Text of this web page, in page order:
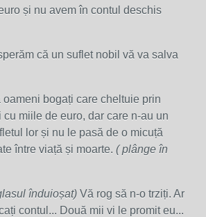
și nu avem în contul deschis
că un suflet nobil vă va salva
oameni bogați care cheltuie prin
miile de euro, dar care n-au un
lor și nu le pasă de o micuță
între viață și moarte. ( plânge în
înduioșat) Vă rog să n-o trziți. Ar
contul... Două mii vi le promit eu...